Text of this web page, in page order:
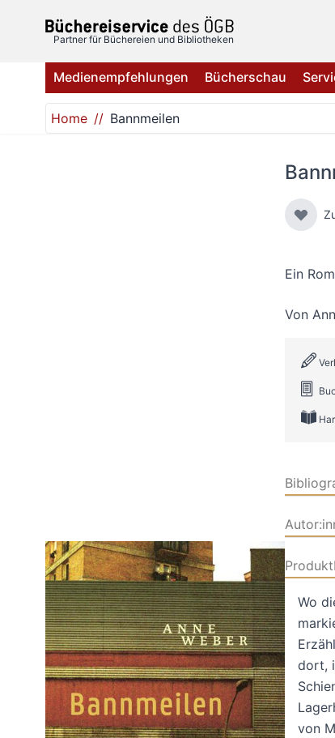
Partner für Büchereien und Bibliotheken
Medienempfehlungen Bücherschau
Home Bannmeilen
Ein
Von
Wo
dort,
von